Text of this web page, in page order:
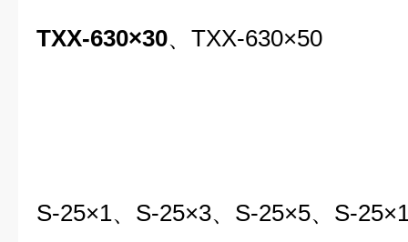
TXX-630×30、TXX-630×50
S-25×1、S-25×3、S-25×5、S-